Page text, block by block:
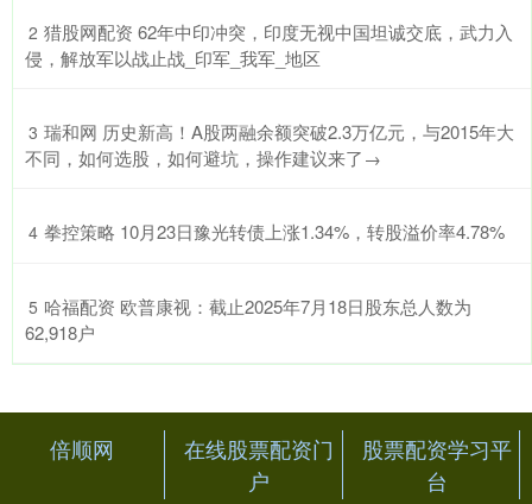
2 ​猎股网配资 62年中印冲突，印度无视中国坦诚交底，武力入
侵，解放军以战止战_印军_我军_地区
3 ​瑞和网 历史新高！A股两融余额突破2.3万亿元，与2015年大
不同，如何选股，如何避坑，操作建议来了→
4 ​拳控策略 10月23日豫光转债上涨1.34%，转股溢价率4.78%
5 ​哈福配资 欧普康视：截止2025年7月18日股东总人数为
62,918户
倍顺网
在线股票配资门
户
股票配资学习平
台